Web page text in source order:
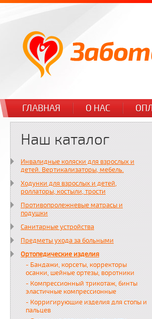
ГЛАВНАЯ О НАС
Наш каталог
Инвалидные коляски для взрослых и
детей. Вертикализаторы, мебель.
Ходунки для взрослых и детей,
роллаторы, костыли, трости
Противопролежневые матрасы и
подушки
Санитарные устройства
Предметы ухода за больными
Ортопедические изделия
- Бандажи, корсеты, корректоры
осанки, шейные ортезы, воротники
- Компрессионный трикотаж, бинты
эластичные компрессионные
- Корригирующие изделия для стопы и
пальцев